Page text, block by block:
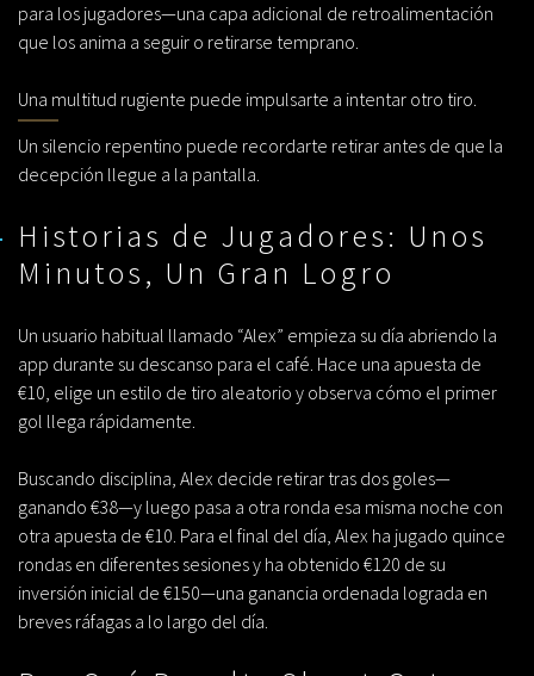
para los jugadores—una capa adicional de retroalimentación
que los anima a seguir o retirarse temprano.
Una multitud rugiente puede impulsarte a intentar otro tiro.
Un silencio repentino puede recordarte retirar antes de que la
decepción llegue a la pantalla.
Historias de Jugadores: Unos
Minutos, Un Gran Logro
Un usuario habitual llamado “Alex” empieza su día abriendo la
app durante su descanso para el café. Hace una apuesta de
€10, elige un estilo de tiro aleatorio y observa cómo el primer
gol llega rápidamente.
Buscando disciplina, Alex decide retirar tras dos goles—
ganando €38—y luego pasa a otra ronda esa misma noche con
otra apuesta de €10. Para el final del día, Alex ha jugado quince
rondas en diferentes sesiones y ha obtenido €120 de su
inversión inicial de €150—una ganancia ordenada lograda en
breves ráfagas a lo largo del día.